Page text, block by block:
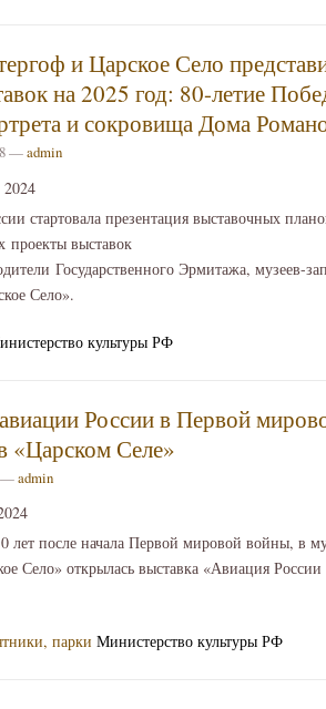
и Царское Село
на 2025 год: 80-летие
и сокровища Дома
—admin
2024
стартовала презентация выставочных
проекты выставок
Государственного Эрмитажа, музеев-
Село».
культуры РФ
России в Первой
«Царском Селе»
—admin
лет после начала Первой мировой войны, в
Село» открылась выставка «Авиация
парки Министерство культуры РФ